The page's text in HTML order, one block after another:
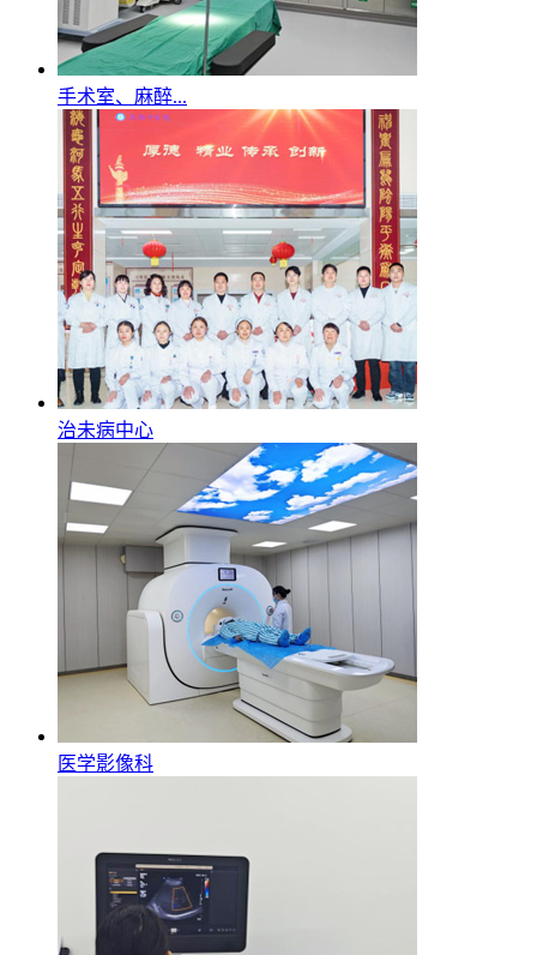
手术室、麻醉...
治未病中心
医学影像科